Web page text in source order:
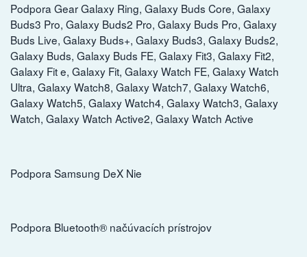
Podpora Gear Galaxy Ring, Galaxy Buds Core, Galaxy
Buds3 Pro, Galaxy Buds2 Pro, Galaxy Buds Pro, Galaxy
Buds Live, Galaxy Buds+, Galaxy Buds3, Galaxy Buds2,
Galaxy Buds, Galaxy Buds FE, Galaxy Fit3, Galaxy Fit2,
Galaxy Fit e, Galaxy Fit, Galaxy Watch FE, Galaxy Watch
Ultra, Galaxy Watch8, Galaxy Watch7, Galaxy Watch6,
Galaxy Watch5, Galaxy Watch4, Galaxy Watch3, Galaxy
Watch, Galaxy Watch Active2, Galaxy Watch Active
Podpora Samsung DeX Nie
Podpora Bluetooth® načúvacích prístrojov